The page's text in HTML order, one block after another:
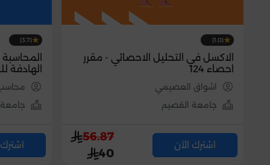
(1.0)
الاكسل في التحليل الاحصائي - مقرر
احصاء 124
اشواق العصيمي
جامعة القصيم
اشترك الآن
56.87
40
(3.7)
الهادفة